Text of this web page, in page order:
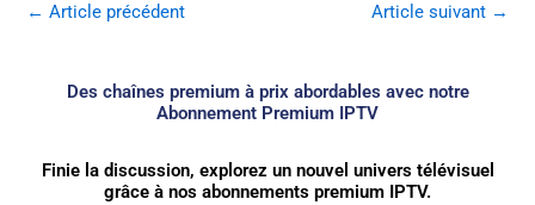
← Article précédent Article suivant →
Des chaînes premium à prix abordables avec notre
Abonnement Premium IPTV
Finie la discussion, explorez un nouvel univers télévisuel
grâce à nos abonnements premium IPTV.